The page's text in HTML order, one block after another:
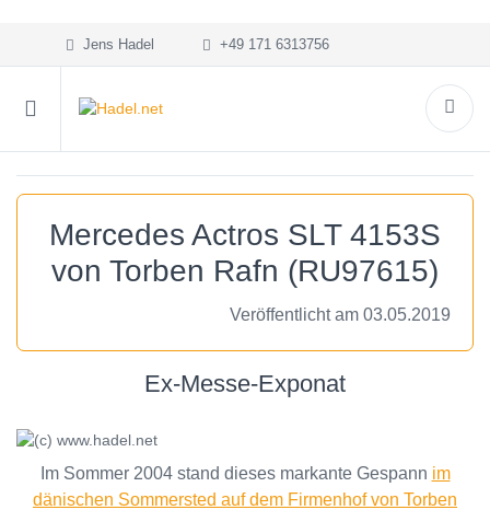
Jens Hadel +49 171 6313756
Mercedes Actros SLT 4153S
von Torben Rafn (RU97615)
Veröffentlicht am 03.05.2019
Ex-Messe-Exponat
Im Sommer 2004 stand dieses markante Gespann im
dänischen Sommersted auf dem Firmenhof von Torben